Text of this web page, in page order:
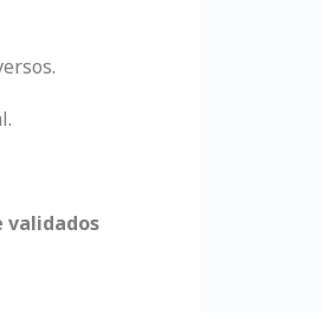
validados